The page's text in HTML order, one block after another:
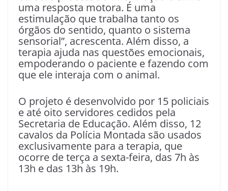
uma resposta motora. É uma
estimulação que trabalha tanto os
órgãos do sentido, quanto o sistema
sensorial”, acrescenta. Além disso, a
terapia ajuda nas questões emocionais,
empoderando o paciente e fazendo com
que ele interaja com o animal.
O projeto é desenvolvido por 15 policiais
e até oito servidores cedidos pela
Secretaria de Educação. Além disso, 12
cavalos da Polícia Montada são usados
exclusivamente para a terapia, que
ocorre de terça a sexta-feira, das 7h às
13h e das 13h às 19h.